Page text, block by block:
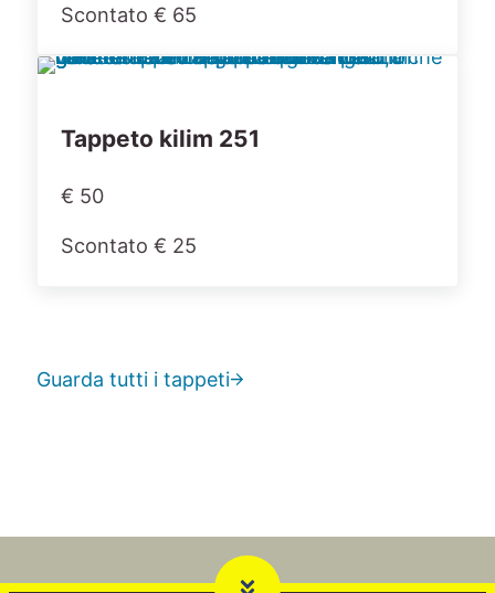
Scontato € 65
Tappeto kilim 251
€ 50
Scontato € 25
Guarda tutti i tappeti